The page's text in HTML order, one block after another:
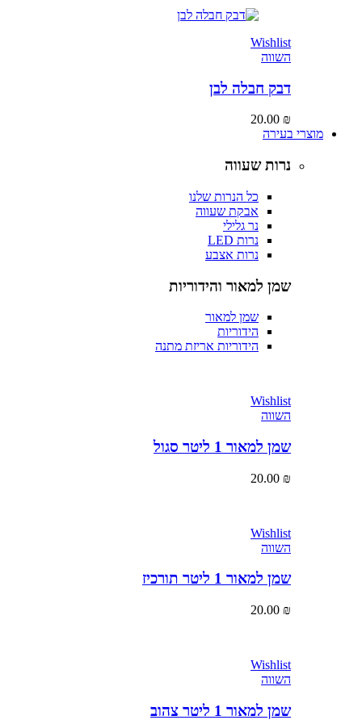
Wishlist
דבק חבלה לבן
20.00
מוצרי בעירה
נרות שעווה
כל הנרות שלנו
אבקת שעווה
נר גלילי
נרות LED
נרות אצבע
שמן למאור והידוריות
שמן למאור
הידוריות
הידוריות אריזת מתנה
Wishlist
שמן למאור 1 ליטר סגול
20.00
Wishlist
שמן למאור 1 ליטר תורכיז
20.00
Wishlist
שמן למאור 1 ליטר צהוב